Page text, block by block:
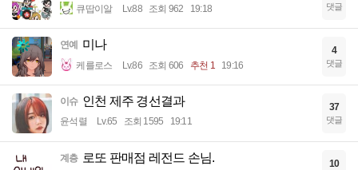
큐땁이알 Lv.88 조회 962 19:18 댓글
연예 미나
케를로스 Lv.86 조회 606 추천 1 19:16
4
댓글
이슈 인천 제주 경선결과
윤석렬 Lv.65 조회 1595 19:11
37
댓글
계층 로또 판매점 레전드 손님. 10